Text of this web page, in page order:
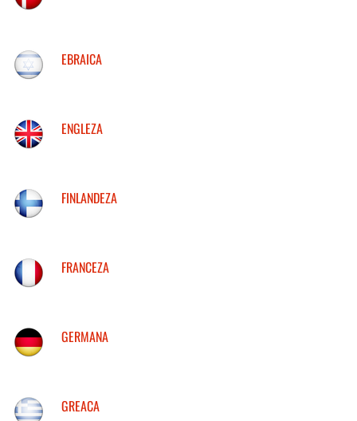
EBRAICA
ENGLEZA
FINLANDEZA
FRANCEZA
GERMANA
GREACA